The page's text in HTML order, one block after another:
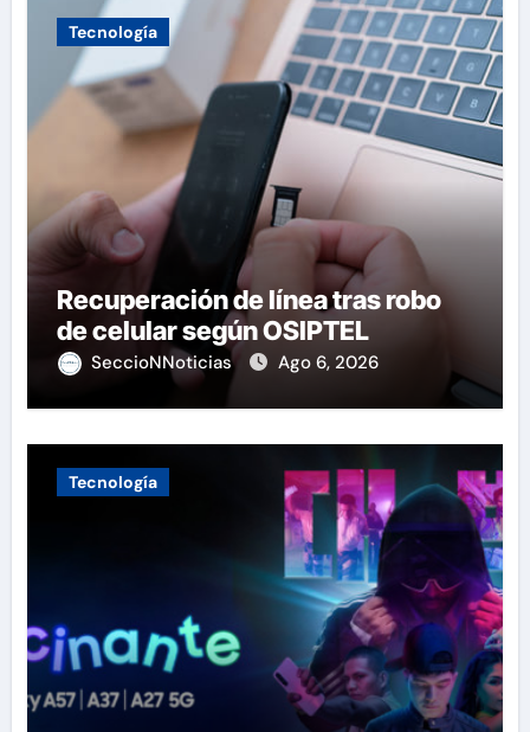
Tecnología
Recuperación de línea tras robo
de celular según OSIPTEL
SeccioNNoticias Ago 6, 2026
Tecnología